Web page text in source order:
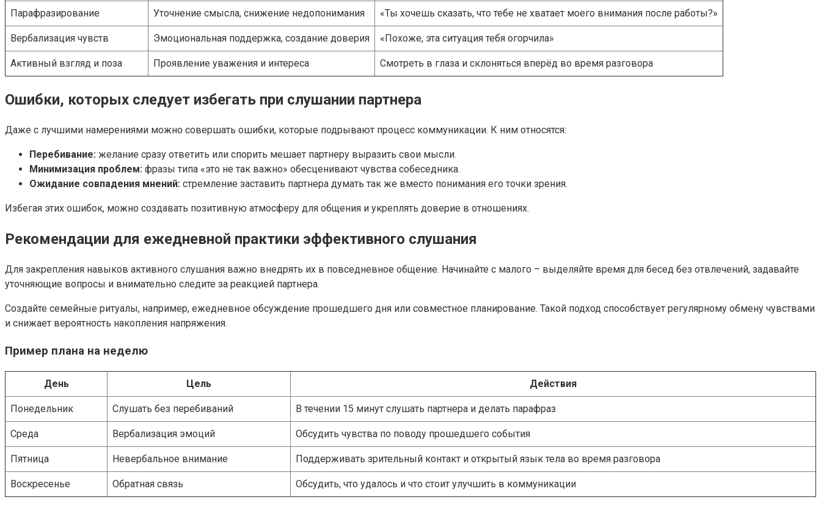
Парафразирование Уточнение смысла, снижение недопонимания «Ты хочешь сказать, что тебе не хватает моего внимания после работы?»
Вербализация чувств Эмоциональная поддержка, создание доверия «Похоже, эта ситуация тебя огорчила»
Активный взгляд и поза Проявление уважения и интереса Смотреть в глаза и склоняться вперёд во время разговора
Ошибки, которых следует избегать при слушании партнера
Даже с лучшими намерениями можно совершать ошибки, которые подрывают процесс коммуникации. К ним относятся:
Перебивание: желание сразу ответить или спорить мешает партнеру выразить свои мысли.
Минимизация проблем: фразы типа «это не так важно» обесценивают чувства собеседника.
Ожидание совпадения мнений: стремление заставить партнера думать так же вместо понимания его точки зрения.
Избегая этих ошибок, можно создавать позитивную атмосферу для общения и укреплять доверие в отношениях.
Рекомендации для ежедневной практики эффективного слушания
Для закрепления навыков активного слушания важно внедрять их в повседневное общение. Начинайте с малого – выделяйте время для бесед без отвлечений, задавайте
уточняющие вопросы и внимательно следите за реакцией партнера.
Создайте семейные ритуалы, например, ежедневное обсуждение прошедшего дня или совместное планирование. Такой подход способствует регулярному обмену чувствами
и снижает вероятность накопления напряжения.
Пример плана на неделю
День Цель Действия
Понедельник Слушать без перебиваний В течении 15 минут слушать партнера и делать парафраз
Среда Вербализация эмоций Обсудить чувства по поводу прошедшего события
Пятница Невербальное внимание Поддерживать зрительный контакт и открытый язык тела во время разговора
Воскресенье Обратная связь Обсудить, что удалось и что стоит улучшить в коммуникации